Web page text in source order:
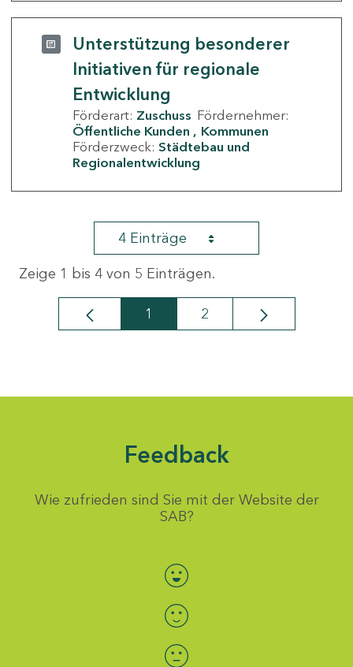
Unterstützung besonderer
Initiativen für regionale
Entwicklung
Förderart: Zuschuss Fördernehmer:
Öffentliche Kunden
Kommunen
Förderzweck: Städtebau und
Regionalentwicklung
4 Einträge
Zeige 1 bis 4 von 5 Einträgen.
Seite
1 Seite
2
Feedback
Wie zufrieden sind Sie mit der Website der
SAB?
Bewertung auswählen